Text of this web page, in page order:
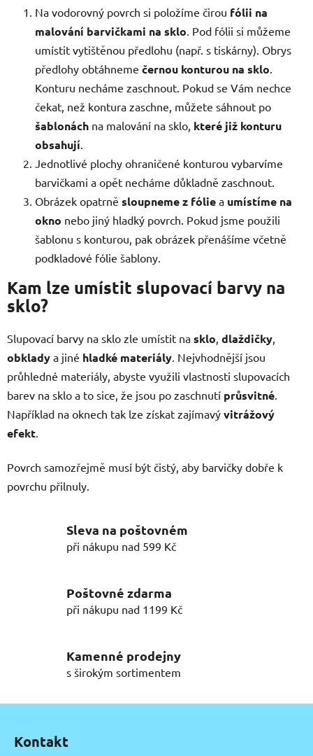
v
k
y
v
ý
p
i
u
Na vodorovný povrch si položíme čirou fólii na
malování barvičkami na sklo. Pod fólii si můžeme
umístit vytištěnou předlohu (např. s tiskárny). Obrys
předlohy obtáhneme černou konturou na sklo.
Konturu necháme zaschnout. Pokud se Vám nechce
čekat, než kontura zaschne, můžete sáhnout po
šablonách na malování na sklo, které již konturu
obsahují.
Jednotlivé plochy ohraničené konturou vybarvíme
barvičkami a opět necháme důkladně zaschnout.
Obrázek opatrně sloupneme z fólie a umístíme na
okno nebo jiný hladký povrch. Pokud jsme použili
šablonu s konturou, pak obrázek přenášíme včetně
podkladové fólie šablony.
Kam lze umístit slupovací barvy na
sklo?
Slupovací barvy na sklo zle umístit na sklo, dlaždičky,
obklady a jiné hladké materiály. Nejvhodnější jsou
průhledné materiály, abyste využili vlastnosti slupovacích
barev na sklo a to sice, že jsou po zaschnutí průsvitné.
Například na oknech tak lze získat zajímavý vitrážový
efekt.
Povrch samozřejmě musí být čistý, aby barvičky dobře k
povrchu přilnuly.
Sleva na poštovném
při nákupu nad 599 Kč
Poštovné zdarma
při nákupu nad 1199 Kč
Kamenné prodejny
s širokým sortimentem
Kontakt